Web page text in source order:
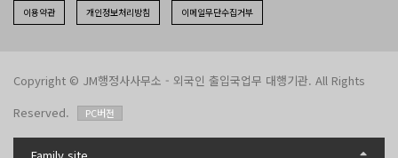
이용약관 개인정보처리방침 이메일무단수집거부
Copyright © JM행정사사무소 - 외국인 출입국업무 대행기관. All Rights
Reserved.
PC버전
Family site